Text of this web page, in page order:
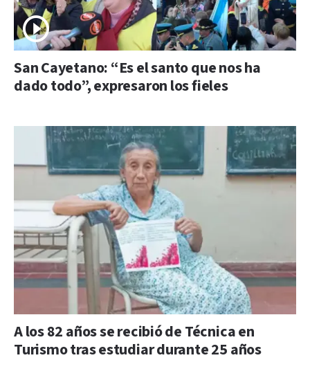
San Cayetano: “Es el santo que nos ha
dado todo”, expresaron los fieles
A los 82 años se recibió de Técnica en
Turismo tras estudiar durante 25 años